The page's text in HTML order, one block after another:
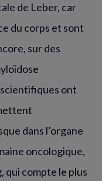
de Leber, car
du corps et sont
sur des
ont
dans l’organe
oncologique,
qui compte le plus